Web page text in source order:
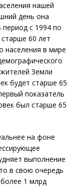
нашей
день она
с 1994 по
60 лет
населения в мире
Земли
будет старше 65
показатель
был старше 65
на фоне
выполнение
в свою очередь
1 млрд